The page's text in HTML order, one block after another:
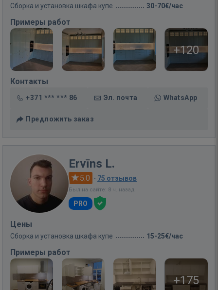
Сборка и установка шкафа купе 30-70€/час
Примеры работ
+120
Контакты
+371 *** *** 86 Эл. почта WhatsApp
Предложить заказ
Ervīns L.
5.0 · 75 отзывов
Был на сайте: 8 ч. назад
PRO
Цены
Сборка и установка шкафа купе 15-25€/час
Примеры работ
+175